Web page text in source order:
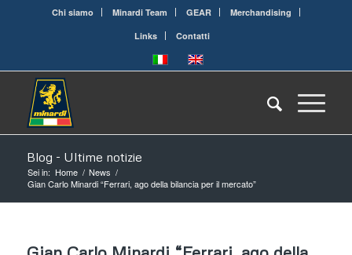
Chi siamo Minardi Team GEAR
Merchandising
Links
Contatti
Blog - Ultime notizie
Sei in: Home / News /
Gian Carlo Minardi “Ferrari, ago della bilancia per il mercato”